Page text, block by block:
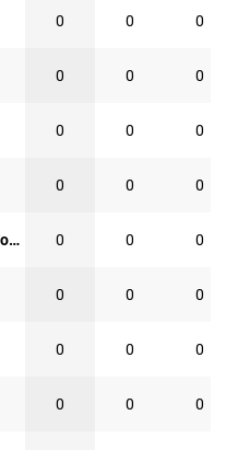
0 0 0
0 0 0
0 0 0
0 0 0
Brighton & Hove Albion Women 0 0 0
0 0 0
0 0 0
0 0 0